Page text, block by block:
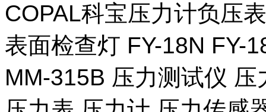
COPAL科宝压力计负压
表面检查灯 FY-18N FY-
MM-315B 压力测试仪